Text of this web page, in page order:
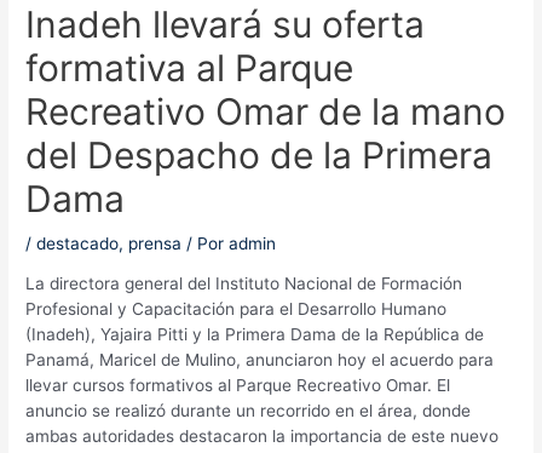
Inadeh llevará su oferta
formativa al Parque
Recreativo Omar de la mano
del Despacho de la Primera
Dama
/destacado, prensa / Poradmin
La directora general del Instituto Nacional de Formación
Profesional y Capacitación para el Desarrollo Humano
(Inadeh), Yajaira Pitti y la Primera Dama de la República de
Panamá, Maricel de Mulino, anunciaron hoy el acuerdo para
llevar cursos formativos al Parque Recreativo Omar. El
anuncio se realizó durante un recorrido en el área, donde
ambas autoridades destacaron la importancia de este nuevo